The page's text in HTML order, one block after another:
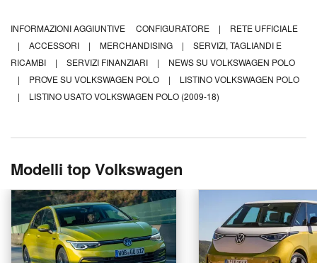
INFORMAZIONI AGGIUNTIVE CONFIGURATORE |
RETE UFFICIALE
|
ACCESSORI | MERCHANDISING |
SERVIZI, TAGLIANDI E
RICAMBI
| SERVIZI FINANZIARI |
NEWS SU VOLKSWAGEN POLO
|
PROVE SU VOLKSWAGEN POLO |
LISTINO VOLKSWAGEN POLO
|
LISTINO USATO VOLKSWAGEN POLO (2009-18)
Modelli top Volkswagen